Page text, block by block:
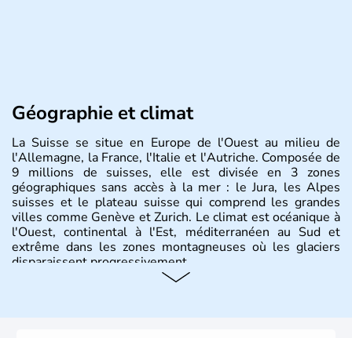
Géographie et climat
La Suisse se situe en Europe de l'Ouest au milieu de
l'Allemagne, la France, l'Italie et l'Autriche. Composée de
9 millions de suisses, elle est divisée en 3 zones
géographiques sans accès à la mer : le Jura, les Alpes
suisses et le plateau suisse qui comprend les grandes
villes comme Genève et Zurich. Le climat est océanique à
l'Ouest, continental à l'Est, méditerranéen au Sud et
extrême dans les zones montagneuses où les glaciers
disparaissent progressivement.